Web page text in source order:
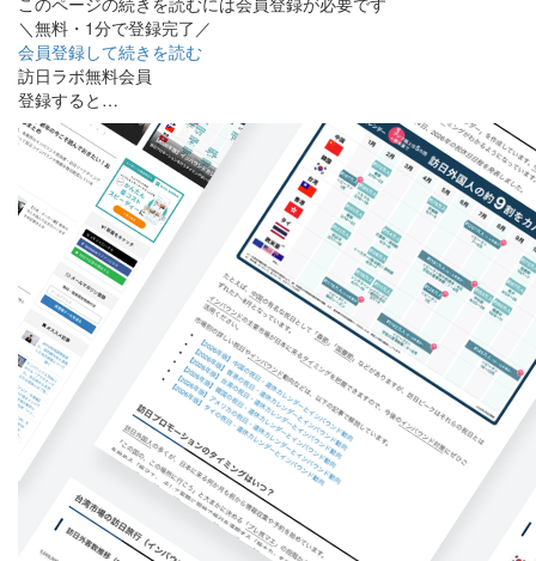
＼無料・1分で登録完了／
会員登録して続きを読む
訪日ラボ無料会員
登録すると…